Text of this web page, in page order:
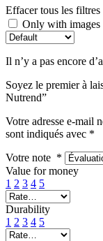
Effacer tous les filtres
Only with images
Il n’y a pas encore
Soyez le premier à
Nutrend”
Votre adresse e-mail
sont indiqués avec *
Votre note *
Value for money
1 2 3 4 5
Durability
1 2 3 4 5